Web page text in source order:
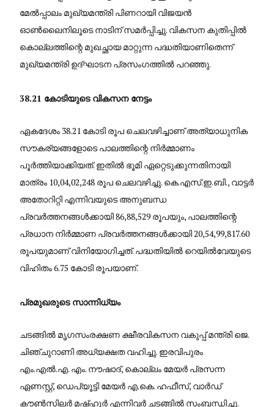
മേൽപ്പാലം മുഖ്യമന്ത്രി പിണറായി വിജയൻ
ഓൺലൈനിലൂടെ നാടിന് സമർപ്പിച്ചു. വികസന കുതിപ്പിൽ
കൊല്ലത്തിന്റെ മുഖച്ഛായ മാറ്റുന്ന പദ്ധതിയാണിതെന്ന്
മുഖ്യമന്ത്രി ഉദ്ഘാടന പ്രസംഗത്തിൽ പറഞ്ഞു.
38.21 കോടിയുടെ വികസന നേട്ടം
ഏകദേശം 38.21 കോടി രൂപ ചെലവഴിച്ചാണ് അത്യാധുനിക
സൗകര്യങ്ങളോടെ പാലത്തിന്റെ നിർമ്മാണം
പൂർത്തിയാക്കിയത്. ഇതിൽ ഭൂമി ഏറ്റെടുക്കുന്നതിനായി
മാത്രം 10,04,02,248 രൂപ ചെലവഴിച്ചു. കെ.എസ്.ഇ.ബി., വാട്ടർ
അതോറിറ്റി എന്നിവയുടെ അനുബന്ധ
പ്രവർത്തനങ്ങൾക്കായി 86,88,529 രൂപയും, പാലത്തിന്റെ
പ്രധാന നിർമ്മാണ പ്രവർത്തനങ്ങൾക്കായി 20,54,99,817.60
രൂപയുമാണ് വിനിയോഗിച്ചത്. പദ്ധതിയിൽ റെയിൽവേയുടെ
വിഹിതം 6.75 കോടി രൂപയാണ്.
പ്രമുഖരുടെ സാന്നിധ്യം
ചടങ്ങിൽ മൃഗസംരക്ഷണ ക്ഷീരവികസന വകുപ്പ് മന്ത്രി ജെ.
ചിഞ്ചുറാണി അധ്യക്ഷത വഹിച്ചു. ഇരവിപുരം
എം.എൽ.എ. എം. നൗഷാദ്, കൊല്ലം മേയർ പ്രസന്ന
ഏണസ്റ്റ്, ഡെപ്യൂട്ടി മേയർ എ.കെ. ഹഫീസ്, വാർഡ്
കൗൺസിലർ മഷ്ഹൂർ എന്നിവർ ചടങ്ങിൽ സംബന്ധിച്ചു.